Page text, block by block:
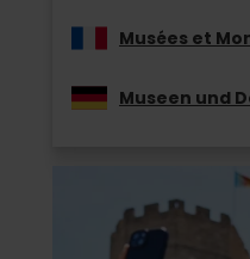
Musées et
Museen und